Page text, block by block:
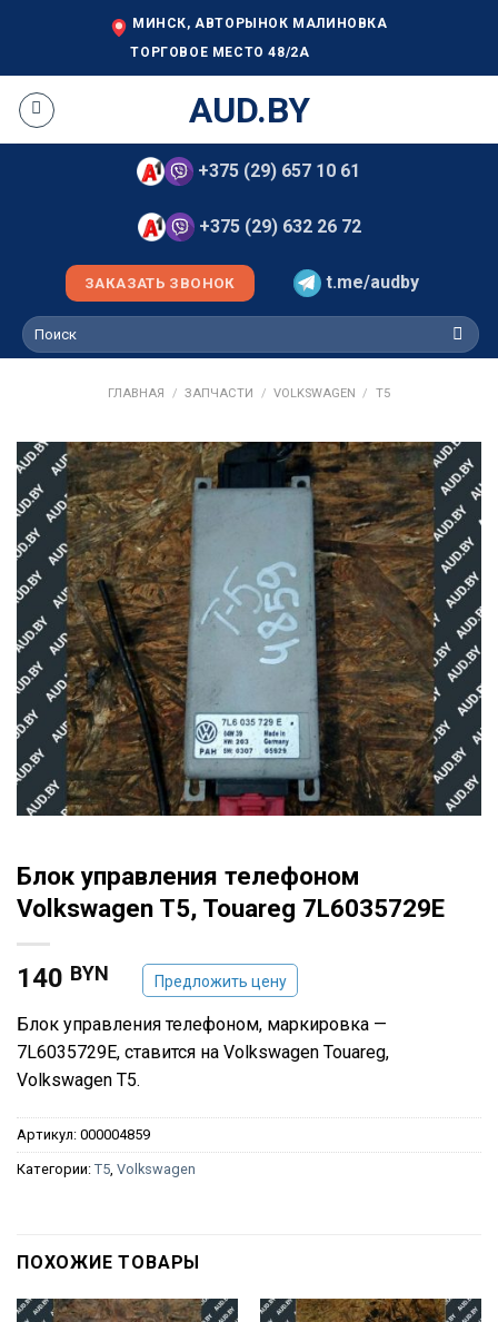
МИНСК, АВТОРЫНОК МАЛИНОВКА
ТОРГОВОЕ МЕСТО 48/2А
AUD.BY
+375 (29) 657 10 61
+375 (29) 632 26 72
ЗАКАЗАТЬ ЗВОНОК t.me/audby
Искать:
ГЛАВНАЯ / ЗАПЧАСТИ / VOLKSWAGEN / T5
Блок управления телефоном
Volkswagen T5, Touareg 7L6035729E
140 BYN Предложить цену
Блок управления телефоном, маркировка —
7L6035729E, ставится на Volkswagen Touareg,
Volkswagen T5.
Артикул: 000004859
Категории: T5, Volkswagen
ПОХОЖИЕ ТОВАРЫ